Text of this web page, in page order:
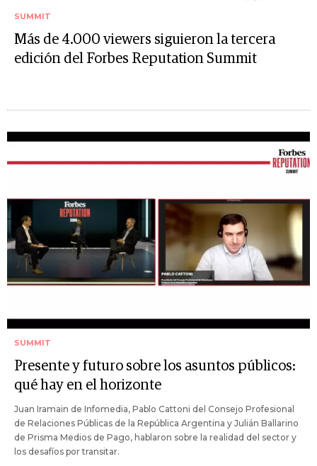
SUMMIT
Más de 4.000 viewers siguieron la tercera
edición del Forbes Reputation Summit
SUMMIT
Presente y futuro sobre los asuntos públicos:
qué hay en el horizonte
Juan Iramain de Infomedia, Pablo Cattoni del Consejo Profesional
de Relaciones Públicas de la República Argentina y Julián Ballarino
de Prisma Medios de Pago, hablaron sobre la realidad del sector y
los desafíos por transitar.